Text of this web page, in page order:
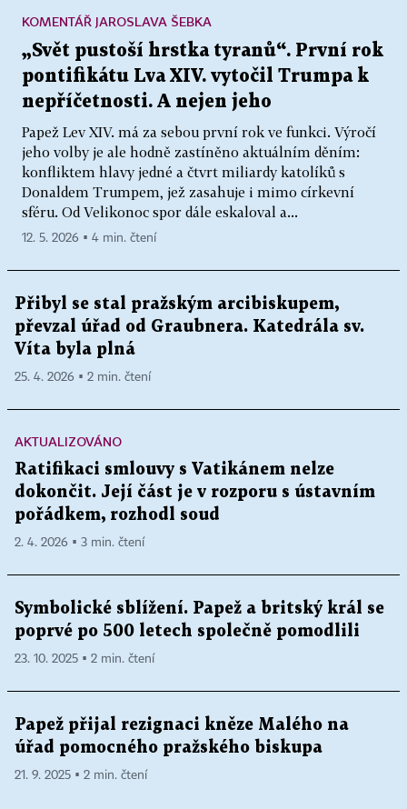
„Svět pustoší hrstka tyranů“. První rok
pontifikátu Lva XIV. vytočil Trumpa k
nepříčetnosti. A nejen jeho
Papež Lev XIV. má za sebou první rok ve funkci. Výročí
jeho volby je ale hodně zastíněno aktuálním děním:
konfliktem hlavy jedné a čtvrt miliardy katolíků s
Donaldem Trumpem, jež zasahuje i mimo církevní
sféru. Od Velikonoc spor dále eskaloval a...
KOMENTÁŘ JAROSLAVA ŠEBKA
12. 5. 2026 ▪ 4 min. čtení
Přibyl se stal pražským arcibiskupem,
převzal úřad od Graubnera. Katedrála sv.
Víta byla plná
25. 4. 2026 ▪ 2 min. čtení
AKTUALIZOVÁNO
Ratifikaci smlouvy s Vatikánem nelze
dokončit. Její část je v rozporu s ústavním
pořádkem, rozhodl soud
2. 4. 2026 ▪ 3 min. čtení
Symbolické sblížení. Papež a britský král se
poprvé po 500 letech společně pomodlili
23. 10. 2025 ▪ 2 min. čtení
Papež přijal rezignaci kněze Malého na
úřad pomocného pražského biskupa
21. 9. 2025 ▪ 2 min. čtení